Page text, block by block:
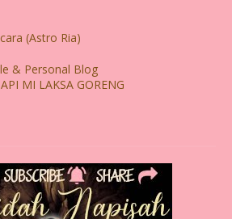
(Astro Ria)
& Personal Blog
MI LAKSA GORENG